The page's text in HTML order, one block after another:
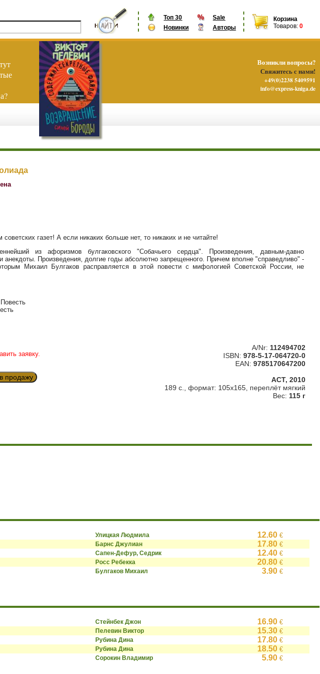
Топ 30
Sale
Новинки
Авторы
Корзина
Товаров: 0
советских газет! А если никаких больше нет, то никаких и не читайте!
из афоризмов булгаковского "Собачьего сердца". Произведения, давным-давно
анекдоты. Произведения, долгие годы абсолютно запрещенного. Причем вполне "справедливо" -
Михаил Булгаков расправляется в этой повести с мифологией Советской России, не
заявку.
продажу
A/Nr: 112494702
ISBN: 978-5-17-064720-0
EAN: 9785170647200
АСТ, 2010
189 с., формат: 105х165, переплёт мягкий
Вес: 115 г
Улицкая Людмила 12.60€
Барнс Джулиан 17.80€
Сапен-Дефур, Седрик 12.40€
Росс Ребекка 20.80€
Булгаков Михаил 3.90€
Стейнбек Джон 16.90€
Пелевин Виктор 15.30€
Рубина Дина 17.80€
Рубина Дина 18.50€
Сорокин Владимир 5.90€
Возникли вопросы?
Свяжитесь с нами!
+49(0)2238 5409591
info@express-kniga.de